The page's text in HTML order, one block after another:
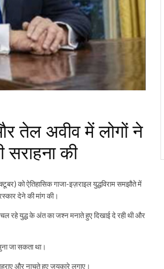
तेल अवीव में लोगों ने
सराहना की
को ऐतिहासिक गाजा-इज़राइल युद्धविराम समझौते में
देने की मांग की।
चल रहे युद्ध के अंत का जश्न मनाते हुए दिखाई दे रही थी और
जा सकता था।
और नाचते हुए जयकारे लगाए।